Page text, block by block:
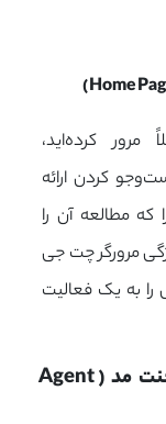
کرده‌اید،
کردن ارائه
که مطالعه آن را
مرورگر چت جی
به یک فعالیت
حالت دستیار هوش مصنوعی یا ایجنت مد (Agent